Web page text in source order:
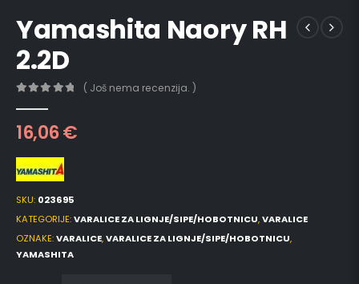
Yamashita Naory RH
2.2D
( Još nema recenzija. )
16,06€
SKU: 023695
KATEGORIJE:VARALICE ZA LIGNJE/SIPE/HOBOTNICU,VARALICE
OZNAKE:VARALICE,VARALICE ZA LIGNJE/SIPE/HOBOTNICU,
YAMASHITA